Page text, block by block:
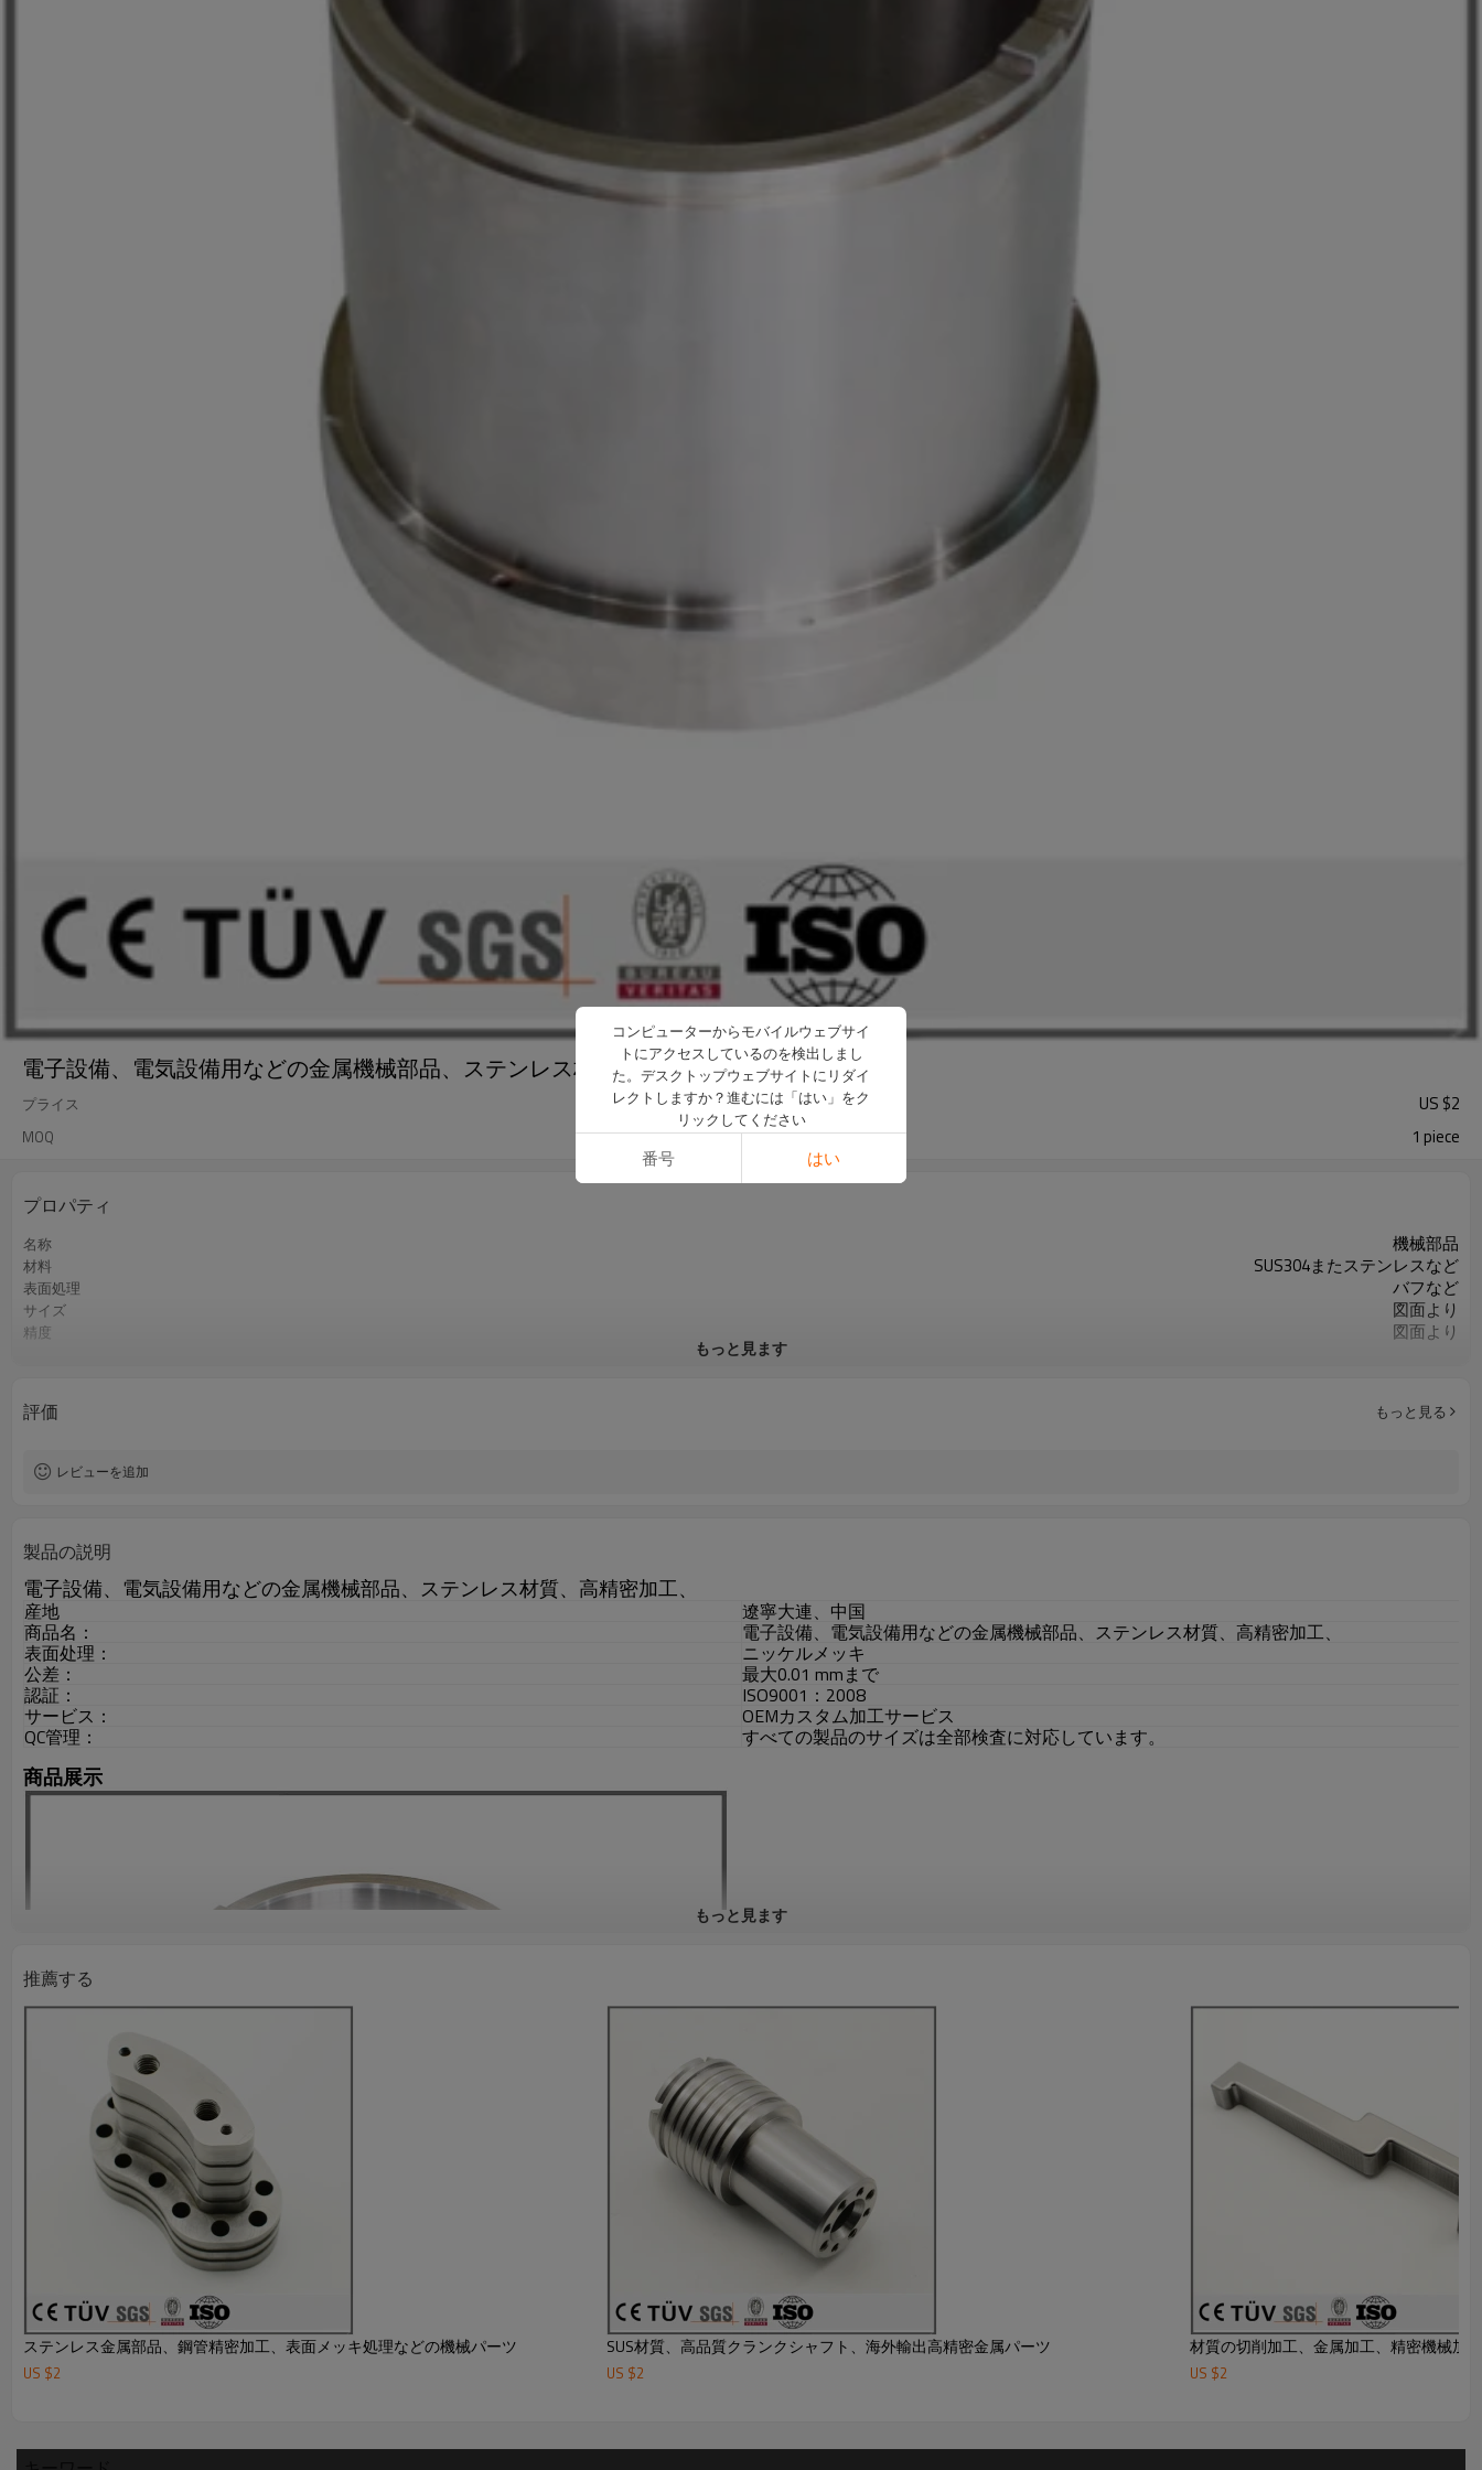
電子設備、電気設備用などの金属機械部品、ステンレス材質、高精密加工、
プライス US $2
MOQ 1 piece
プロパティ
名称 機械部品
材料 SUS304またステンレスなど
表面処理 バフなど
サイズ 図面より
精度 図面より
色
サービス カスタマイズされたOEM
もっと見ます
評価 もっと見る
レビューを追加
製品の説明
電子設備、電気設備用などの金属機械部品、ステンレス材質、高精密加工、
産地 遼寧大連、中国
商品名： 電子設備、電気設備用などの金属機械部品、ステンレス材質、高精密加工、
表面处理： ニッケルメッキ
公差： 最大0.01 mmまで
認証： ISO9001：2008
サービス： OEMカスタム加工サービス
QC管理： すべての製品のサイズは全部検査に対応しています。
商品展示
もっと見ます
推薦する
ステンレス金属部品、鋼管精密加工、表面メッキ処理などの機械パーツ
US $2
SUS材質、高品質クランクシャフト、海外輸出高精密金属パーツ
US $2
材質の切削加工、金属加工、精密機械加
US $2
コンピューターからモバイルウェブサイ
トにアクセスしているのを検出しまし
た。デスクトップウェブサイトにリダイ
レクトしますか？進むには「はい」をク
リックしてください
番号 はい